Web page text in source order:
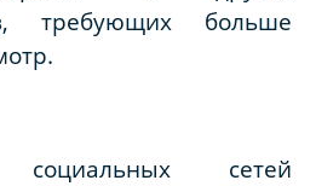
требующих больше
социальных сетей